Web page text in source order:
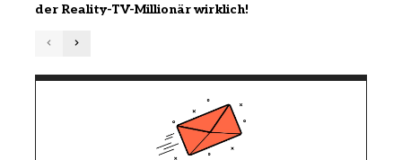
der Reality-TV-Millionär wirklich!